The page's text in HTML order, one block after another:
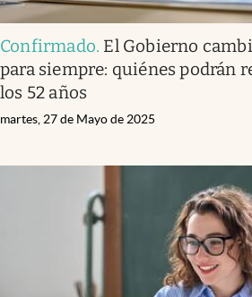
Confirmado. El Gobierno
para siempre: quiénes podrán
los 52 años
martes, 27 de Mayo de 2025